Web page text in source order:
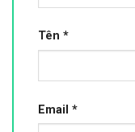
Tên *
Email *